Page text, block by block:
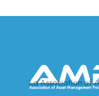
La Association of